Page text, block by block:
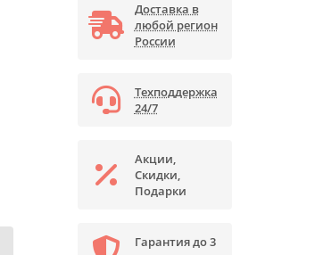
Доставка в
любой регион
России
Техподдержка
24/7
Акции,
Скидки,
Подарки
Гарантия до 3